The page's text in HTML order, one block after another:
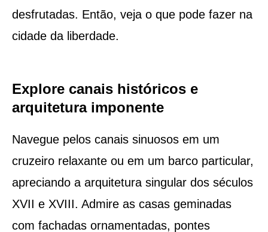
desfrutadas. Então, veja o que pode fazer na
cidade da liberdade.
Explore canais históricos e
arquitetura imponente
Navegue pelos canais sinuosos em um
cruzeiro relaxante ou em um barco particular,
apreciando a arquitetura singular dos séculos
XVII e XVIII. Admire as casas geminadas
com fachadas ornamentadas, pontes